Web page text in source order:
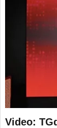
Video: